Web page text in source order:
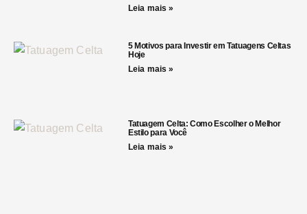
Leia mais »
5 Motivos para Investir em Tatuagens Celtas
Hoje
Leia mais »
Tatuagem Celta: Como Escolher o Melhor
Estilo para Você
Leia mais »